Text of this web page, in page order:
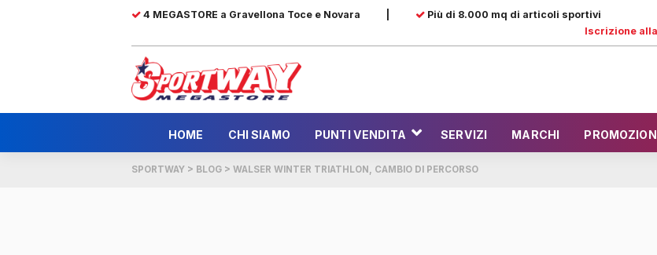
4 MEGASTORE a Gravellona Toce e Novara
Più di 8.000 mq di articoli sportivi
Iscrizione
HOME CHI SIAMO PUNTI VENDITA SERVIZI MARCHI
SPORTWAY > BLOG > WALSER WINTER TRIATHLON, CAMBIO DI PERCORSO